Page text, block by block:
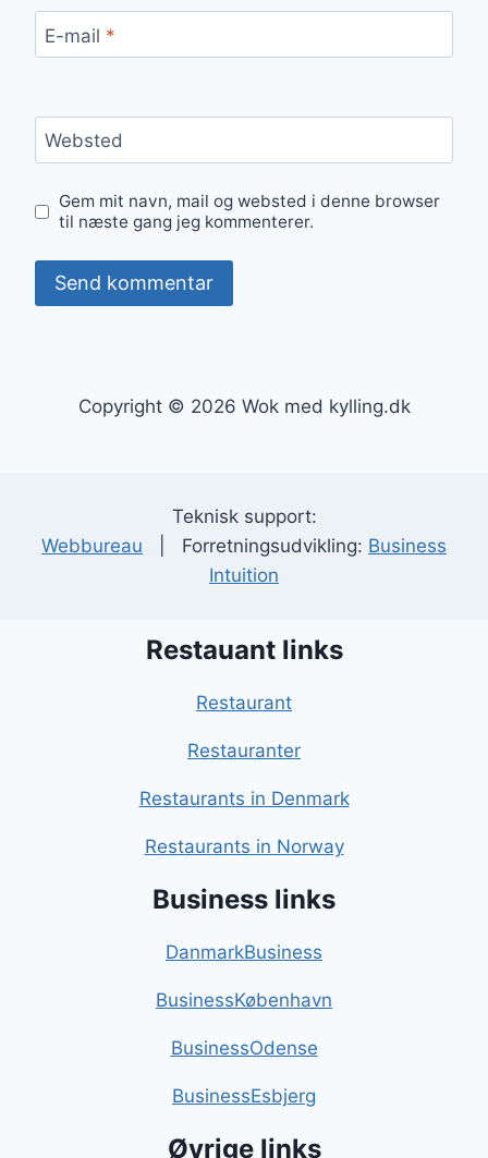
E-mail *
Websted
Gem mit navn, mail og websted i denne browser
til næste gang jeg kommenterer.
Copyright © 2026 Wok med kylling.dk
Teknisk support:
Webbureau | Forretningsudvikling: Business
Intuition
Restauant links
Restaurant
Restauranter
Restaurants in Denmark
Restaurants in Norway
Business links
DanmarkBusiness
BusinessKøbenhavn
BusinessOdense
BusinessEsbjerg
Øvrige links